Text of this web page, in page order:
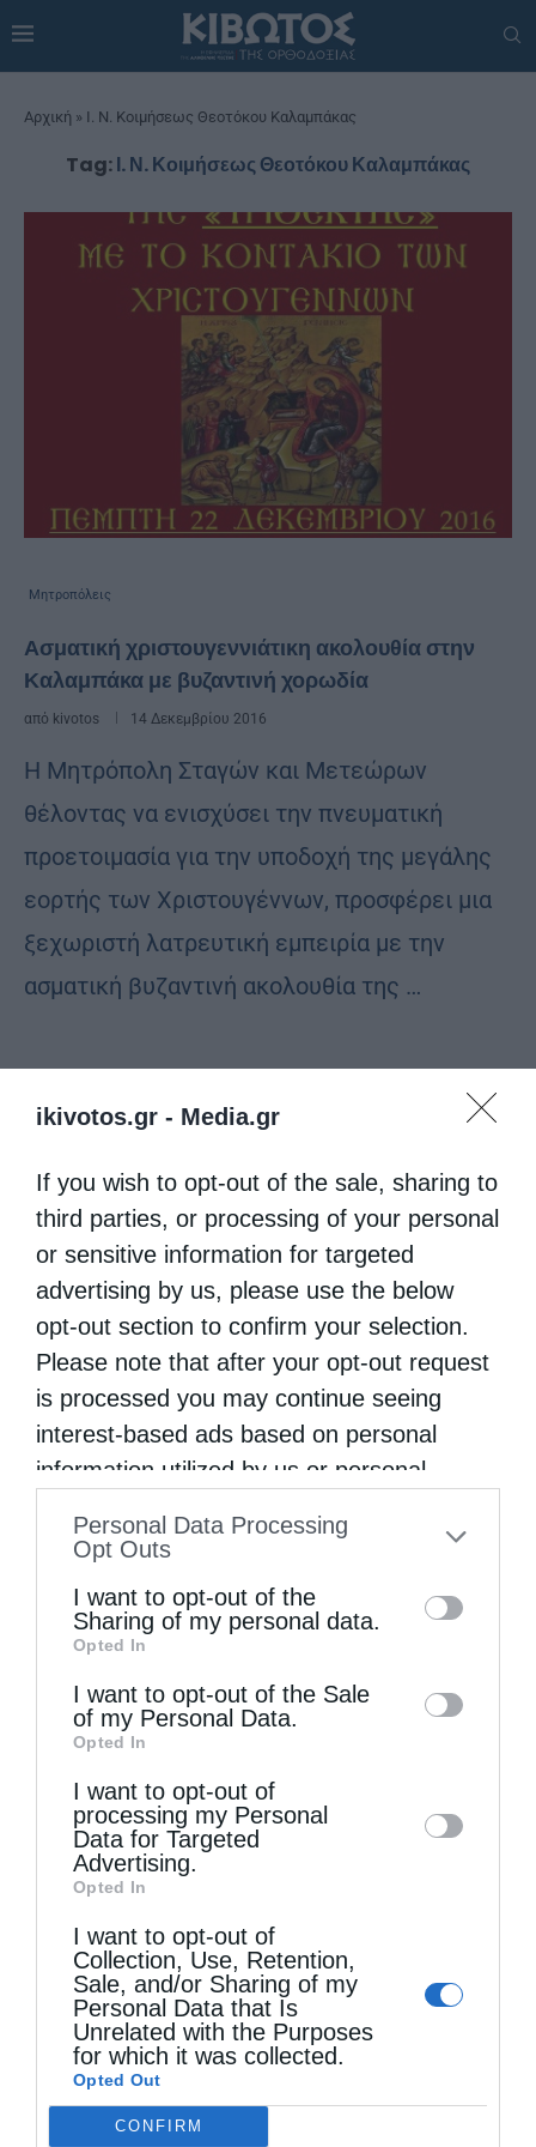
ikivotos.gr - Media.gr
If you wish to opt-out of the sale, sharing to
third parties, or processing of your personal
or sensitive information for targeted
advertising by us, please use the below
opt-out section to confirm your selection.
Please note that after your opt-out request
is processed you may continue seeing
interest-based ads based on personal
information utilized by us or personal
to your opt-out. You may separately opt-out
information by third parties on the IAB’s list
of downstream participants. This
information may also be disclosed by us to
third parties on theIAB’s List of
Downstream Participants
disclose it to other third parties.
Personal Data Processing
Opt Outs
I want to opt-out of the
Sharing of my personal data.
Opted In
I want to opt-out of the Sale
of my Personal Data.
Opted In
I want to opt-out of
processing my Personal
Data for Targeted
Advertising.
Opted In
I want to opt-out of
Collection, Use, Retention,
Sale, and/or Sharing of my
Personal Data that Is
Unrelated with the Purposes
for which it was collected.
Opted Out
CONFIRM
Αρχική » Ι. Ν. Κοιμήσεως Θεοτόκου Καλαμπάκας
Tag:Ι. Ν. Κοιμήσεως Θεοτόκου Καλαμπάκας
Μητροπόλεις
Ασματική χριστουγεννιάτικη ακολουθία στην
Καλαμπάκα με βυζαντινή χορωδία
από kivotos 14 Δεκεμβρίου 2016
Η Μητρόπολη Σταγών και Μετεώρων
θέλοντας να ενισχύσει την πνευματική
προετοιμασία για την υποδοχή της μεγάλης
εορτής των Χριστουγέννων, προσφέρει μια
ξεχωριστή λατρευτική εμπειρία με την
ασματική βυζαντινή ακολουθία της …
Τελευταία άρθρα
Ελληνικός Ερυθρός Σταυρός: Τι πρέπει να
περιέχει ένα φαρμακείο διακοπών
Η πανήγυρις της Μεταμορφώσεως του Σωτήρος
στη Θεσσαλονίκη
Όταν είσαι ευλαβής